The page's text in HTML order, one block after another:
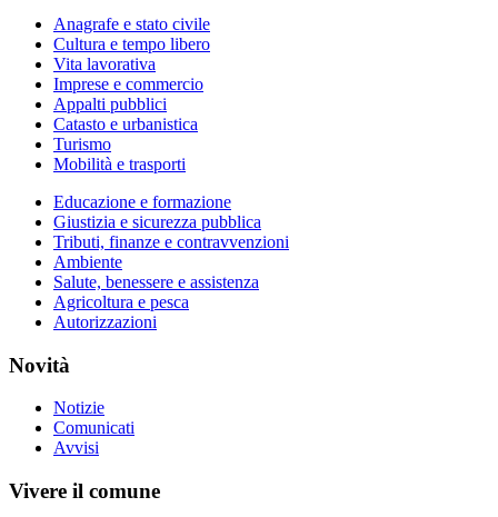
Anagrafe e stato civile
Cultura e tempo libero
Vita lavorativa
Imprese e commercio
Appalti pubblici
Catasto e urbanistica
Turismo
Mobilità e trasporti
Educazione e formazione
Giustizia e sicurezza pubblica
Tributi, finanze e contravvenzioni
Ambiente
Salute, benessere e assistenza
Agricoltura e pesca
Autorizzazioni
Novità
Notizie
Comunicati
Avvisi
Vivere il comune